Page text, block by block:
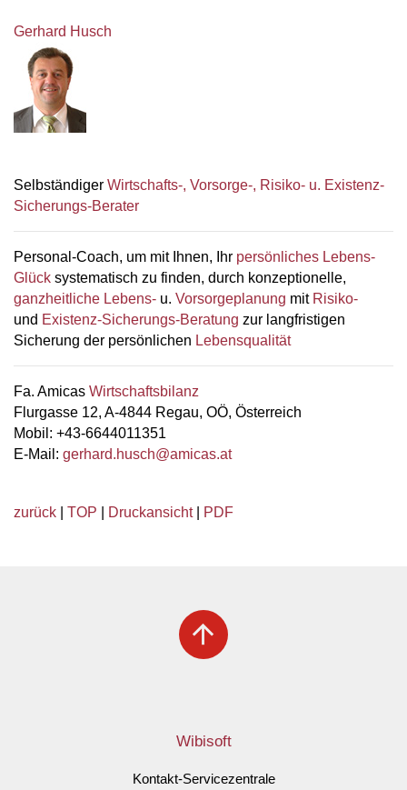
Gerhard Husch
Selbständiger Wirtschafts-, Vorsorge-, Risiko- u. Existenz-
Sicherungs-Berater
Personal-Coach, um mit Ihnen, Ihr persönliches Lebens-
Glück systematisch zu finden, durch konzeptionelle,
ganzheitliche Lebens- u. Vorsorgeplanung mit Risiko-
und Existenz-Sicherungs-Beratung zur langfristigen
Sicherung der persönlichen Lebensqualität
Fa. Amicas Wirtschaftsbilanz
Flurgasse 12, A-4844 Regau, OÖ, Österreich
Mobil: +43-6644011351
E-Mail: gerhard.husch@amicas.at
zurück TOP Druckansicht| PDF
arrow_upward
Wibisoft
Kontakt-Servicezentrale